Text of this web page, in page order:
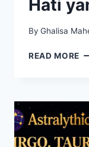
Hati
By Ghalisa
READ MORE